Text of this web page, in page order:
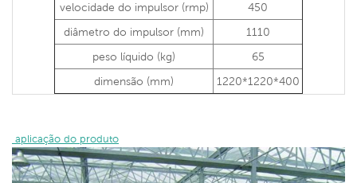
velocidade do impulsor (rmp)
450
diâmetro do impulsor (mm)
1110
peso líquido (kg)
65
dimensão (mm)
1220*1220*400
aplicação do produto